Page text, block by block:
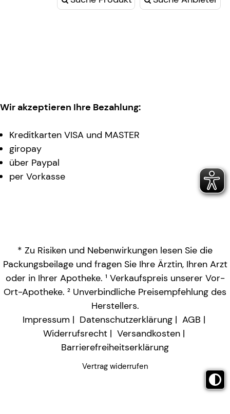
Wir akzeptieren Ihre Bezahlung:
Kreditkarten VISA und MASTER
giropay
über Paypal
per Vorkasse
* Zu Risiken und Nebenwirkungen lesen Sie die
Packungsbeilage und fragen Sie Ihre Ärztin, Ihren Arzt
oder in Ihrer Apotheke. ¹ Verkaufspreis unserer Vor-
Ort-Apotheke. ² Unverbindliche Preisempfehlung des
Herstellers.
Impressum
Datenschutzerklärung
AGB
Widerrufsrecht
Versandkosten
Barrierefreiheitserklärung
Vertrag widerrufen